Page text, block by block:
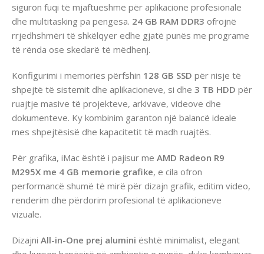
siguron fuqi të mjaftueshme për aplikacione profesionale
dhe multitasking pa pengesa. 24 GB RAM DDR3 ofrojnë
rrjedhshmëri të shkëlqyer edhe gjatë punës me programe
të rënda ose skedarë të mëdhenj.
Konfigurimi i memories përfshin 128 GB SSD për nisje të
shpejtë të sistemit dhe aplikacioneve, si dhe 3 TB HDD për
ruajtje masive të projekteve, arkivave, videove dhe
dokumenteve. Ky kombinim garanton një balancë ideale
mes shpejtësisë dhe kapacitetit të madh ruajtës.
Për grafika, iMac është i pajisur me AMD Radeon R9
M295X me 4 GB memorie grafike, e cila ofron
performancë shumë të mirë për dizajn grafik, editim video,
renderim dhe përdorim profesional të aplikacioneve
vizuale.
Dizajni All-in-One prej alumini është minimalist, elegant